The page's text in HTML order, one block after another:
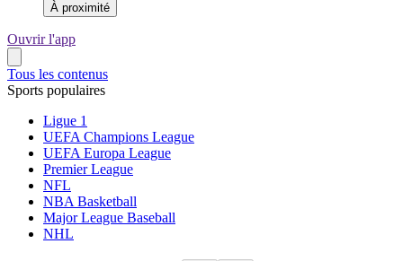
À proximité
Ouvrir l'app
Tous les contenus
Sports populaires
Ligue 1
UEFA Champions League
UEFA Europa League
Premier League
NFL
NBA Basketball
Major League Baseball
NHL